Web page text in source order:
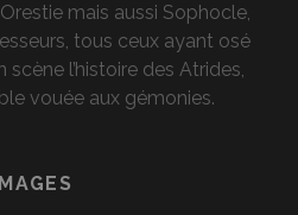
mais aussi Sophocle,
tous ceux ayant osé
l’histoire des Atrides,
vouée aux gémonies.